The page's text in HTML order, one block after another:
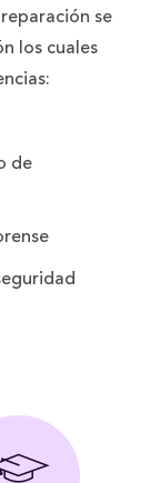
se
los cuales
de